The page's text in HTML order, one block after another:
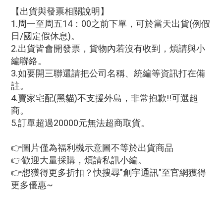
【出貨與發票相關說明】
1.周一至周五14：00之前下單，可於當天出貨(例假
日/國定假休息)。
2.出貨皆會開發票，貨物內若沒有收到，煩請與小
編聯絡。
3.如要開三聯還請把公司名稱、統編等資訊打在備
註。
4.賣家宅配(黑貓)不支援外島，非常抱歉!!可選超
商。
5.訂單超過20000元無法超商取貨。
👉圖片僅為福利機示意圖不等於出貨商品
👉歡迎大量採購，煩請私訊小編。
👉想獲得更多折扣？快搜尋"創宇通訊"至官網獲得
更多優惠~